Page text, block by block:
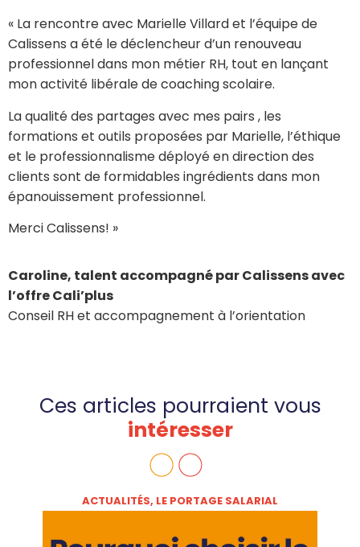
« La rencontre avec Marielle Villard et l’équipe de
Calissens a été le déclencheur d’un renouveau
professionnel dans mon métier RH, tout en lançant
mon activité libérale de coaching scolaire.
La qualité des partages avec mes pairs , les
formations et outils proposées par Marielle, l’éthique
et le professionnalisme déployé en direction des
clients sont de formidables ingrédients dans mon
épanouissement professionnel.
Merci Calissens! »
Caroline, talent accompagné par Calissens avec
l’offre Cali’plus
Conseil RH et accompagnement à l’orientation
Ces articles pourraient vous
intéresser
ACTUALITÉS, LE PORTAGE SALARIAL